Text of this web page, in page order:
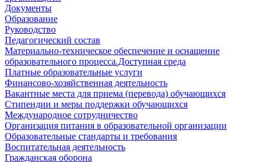
Документы
Образование
Руководство
Педагогический состав
Материально-техническое обеспечение и оснащение
образовательного процесса.Доступная среда
Платные образовательные услуги
Финансово-хозяйственная деятельность
Вакантные места для приема (перевода) обучающихся
Стипендии и меры поддержки обучающихся
Международное сотрудничество
Организация питания в образовательной организации
Образовательные стандарты и требования
Воспитательная деятельность
Гражданская оборона